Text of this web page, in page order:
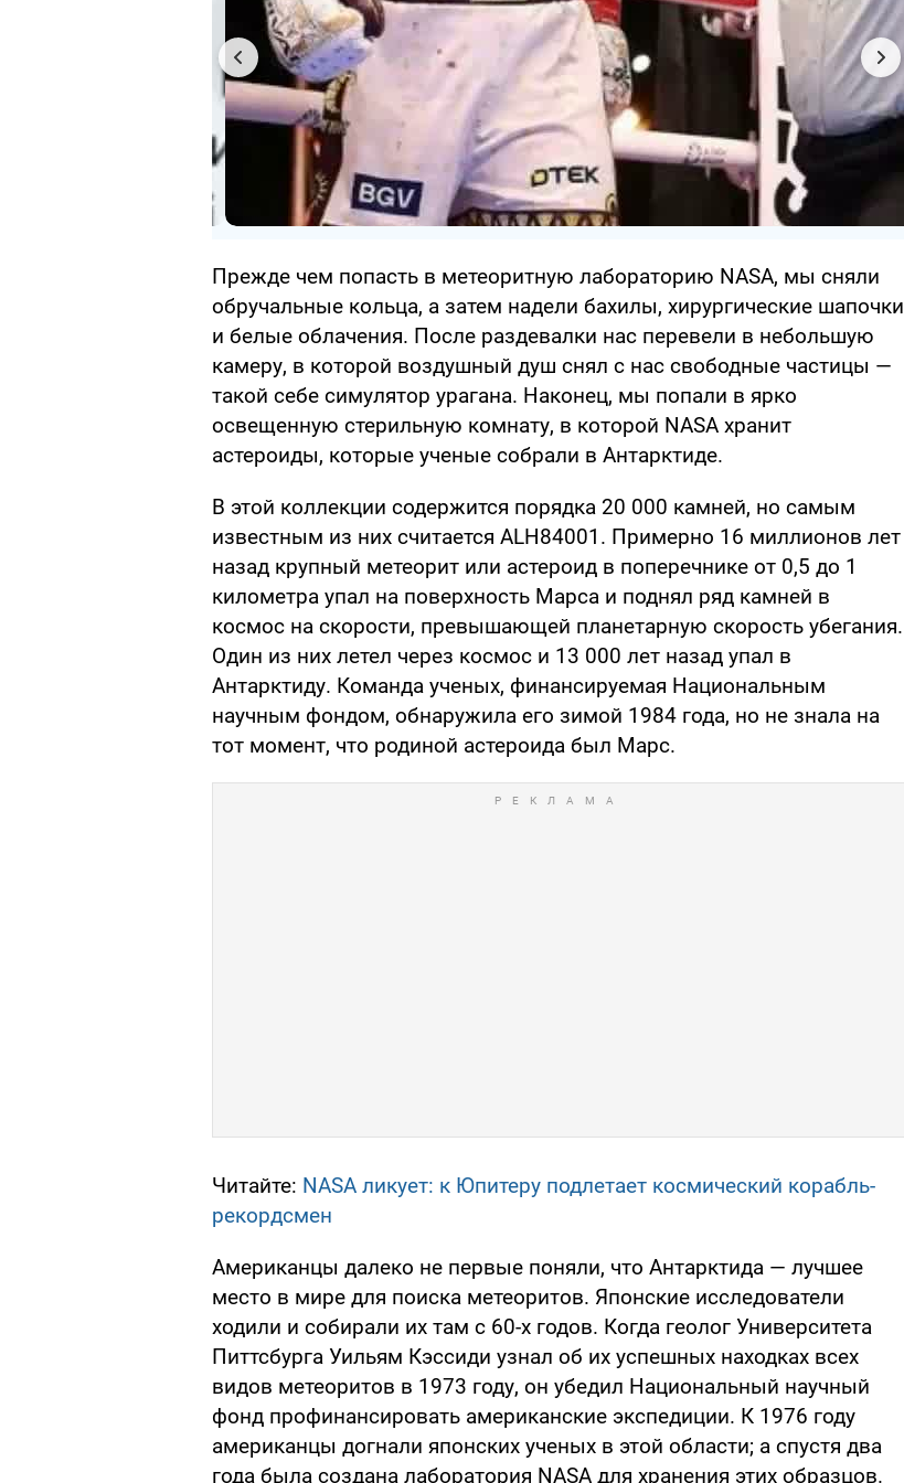
Прежде чем попасть в метеоритную лабораторию NASA, мы сняли
обручальные кольца, а затем надели бахилы, хирургические шапочки
и белые облачения. После раздевалки нас перевели в небольшую
камеру, в которой воздушный душ снял с нас свободные частицы —
такой себе симулятор урагана. Наконец, мы попали в ярко
освещенную стерильную комнату, в которой NASA хранит
астероиды, которые ученые собрали в Антарктиде.
В этой коллекции содержится порядка 20 000 камней, но самым
известным из них считается ALH84001. Примерно 16 миллионов лет
назад крупный метеорит или астероид в поперечнике от 0,5 до 1
километра упал на поверхность Марса и поднял ряд камней в
космос на скорости, превышающей планетарную скорость убегания.
Один из них летел через космос и 13 000 лет назад упал в
Антарктиду. Команда ученых, финансируемая Национальным
научным фондом, обнаружила его зимой 1984 года, но не знала на
тот момент, что родиной астероида был Марс.
Читайте: NASA ликует: к Юпитеру подлетает космический корабль-
рекордсмен
Американцы далеко не первые поняли, что Антарктида — лучшее
место в мире для поиска метеоритов. Японские исследователи
ходили и собирали их там с 60-х годов. Когда геолог Университета
Питтсбурга Уильям Кэссиди узнал об их успешных находках всех
видов метеоритов в 1973 году, он убедил Национальный научный
фонд профинансировать американские экспедиции. К 1976 году
американцы догнали японских ученых в этой области; а спустя два
года была создана лаборатория NASA для хранения этих образцов.